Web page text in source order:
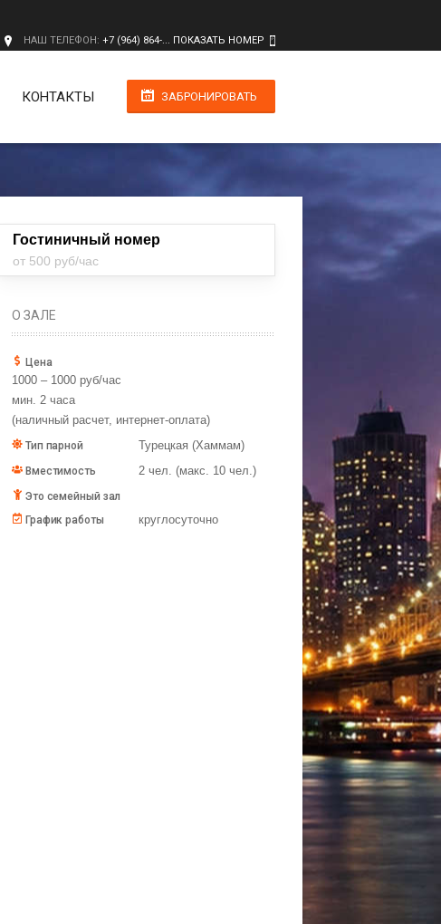
НАШ ТЕЛЕФОН: +7 (964) 864-... ПОКАЗАТЬ НОМЕР
ЗАБРОНИРОВАТЬ
КОНТАКТЫ
Гостиничный номер
от 500 руб/час
О ЗАЛЕ
Цена
1000 – 1000 руб/час
мин. 2 часа
(наличный расчет, интернет-оплата)
Тип парной Турецкая (Хаммам)
Вместимость 2 чел. (макс. 10 чел.)
Это семейный зал
График работы
круглосуточно